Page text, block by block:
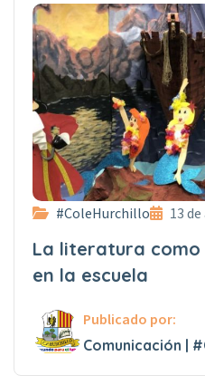
#ColeHurchillo 13
La literatura
en la escuela
Publicado por:
Comunicación |